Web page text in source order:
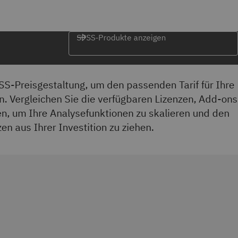
SPSS-Produkte anzeigen
Preisgestaltung, um den passenden Tarif für Ihre
Vergleichen Sie die verfügbaren Lizenzen, Add-ons
um Ihre Analysefunktionen zu skalieren und den
aus Ihrer Investition zu ziehen.